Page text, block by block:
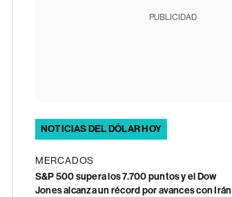
PUBLICIDAD
NOTICIAS DEL DÓLAR HOY
MERCADOS
S&P 500 supera los 7.700 puntos y el Dow
Jones alcanza un récord por avances con Irán